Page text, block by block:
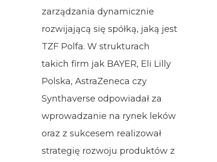
zarządzania dynamicznie
rozwijającą się spółką, jaką jest
TZF Polfa. W strukturach
takich firm jak BAYER, Eli Lilly
Polska, AstraZeneca czy
Synthaverse odpowiadał za
wprowadzanie na rynek leków
oraz z sukcesem realizował
strategię rozwoju produktów z